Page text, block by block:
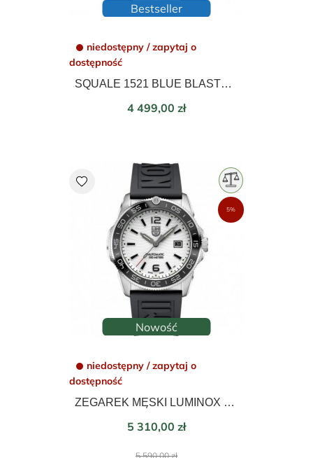
Bestseller
niedostępny / zapytaj o
dostępność
SQUALE 1521 BLUE BLASTED AUTOMATIC 42mm 1521BLUEBL.NT
Cena
4 499,00 zł
Nowość
niedostępny / zapytaj o
dostępność
ZEGAREK MĘSKI LUMINOX PACIFIC DIVER AUTOMATIC 42mm XS.3101.H
Cena
5 310,00 zł
Cena
5 590,00 zł
favorite
5%